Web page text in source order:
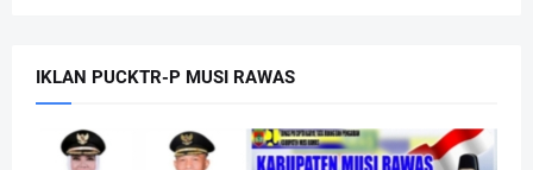
IKLAN PUCKTR-P MUSI RAWAS